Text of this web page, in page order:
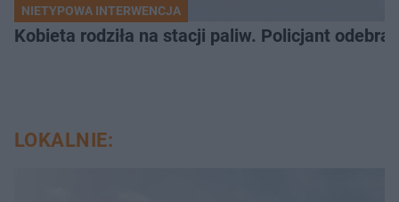
NIETYPOWA INTERWENCJA
Kobieta rodziła na stacji paliw. Policjant
LOKALNIE: